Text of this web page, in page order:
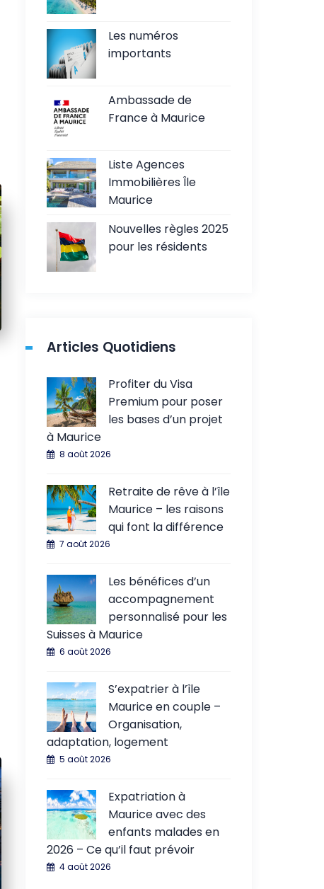
Les numéros
importants
Ambassade de
France à Maurice
Liste Agences
Immobilières Île
Maurice
Nouvelles règles 2025
pour les résidents
Articles Quotidiens
Profiter du Visa
Premium pour poser
les bases d’un projet
à Maurice
8 août 2026
Retraite de rêve à l’île
Maurice – les raisons
qui font la différence
7 août 2026
Les bénéfices d’un
accompagnement
personnalisé pour les
Suisses à Maurice
6 août 2026
S’expatrier à l’île
Maurice en couple –
Organisation,
adaptation, logement
5 août 2026
Expatriation à
Maurice avec des
enfants malades en
2026 – Ce qu’il faut prévoir
4 août 2026